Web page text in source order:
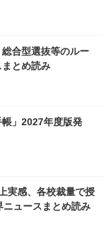
合型選抜等のルー
とめ読み
」2027年度版発
実感、各校裁量で授
ュースまとめ読み